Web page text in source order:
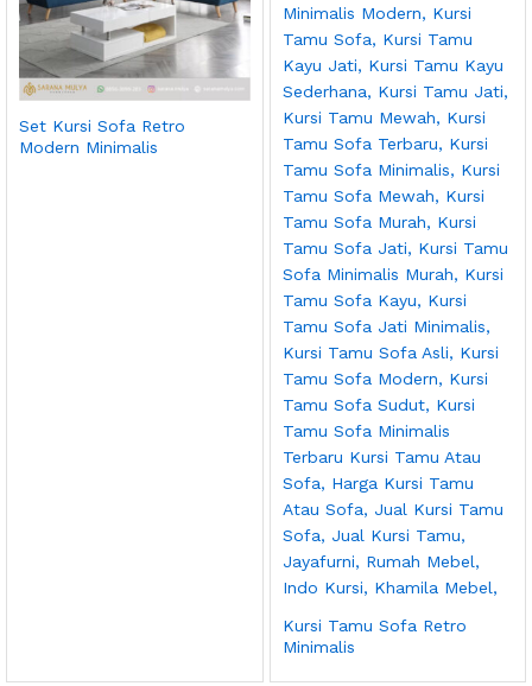
Set Kursi Sofa Retro
Modern Minimalis
Kursi Tamu Sofa Retro
Minimalis